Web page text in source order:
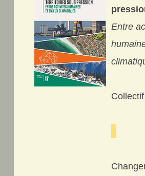
Entre
Collectif